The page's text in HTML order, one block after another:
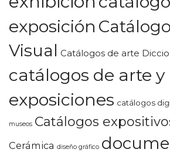
exposición
Visual Catálogos de arte
catálogos de arte y
exposiciones catálogos
museos Catálogos
Cerámica diseño gráfico